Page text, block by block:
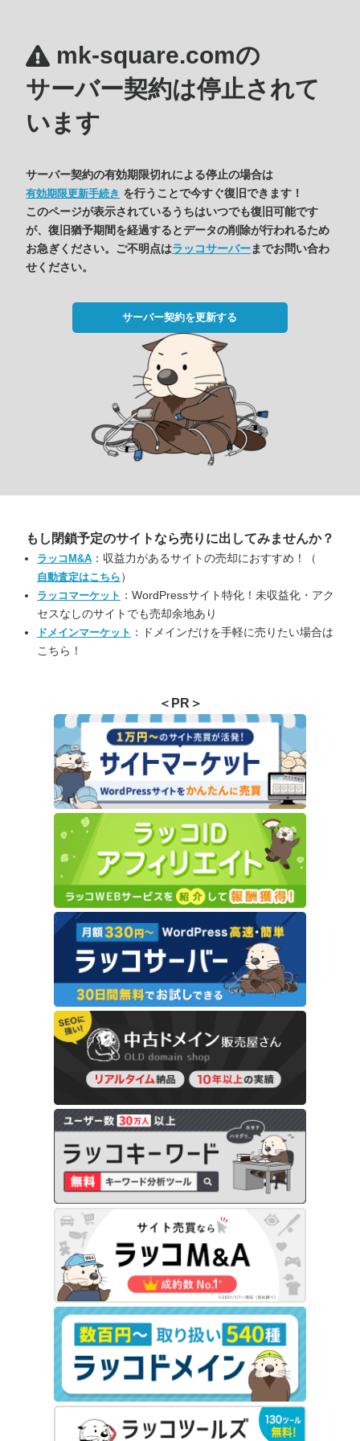
mk-square.comの
サーバー契約は停止されて
います
サーバー契約の有効期限切れによる停止の場合は
有効期限更新手続き を行うことで今すぐ復旧できます！
このページが表示されているうちはいつでも復旧可能です
が、復旧猶予期間を経過するとデータの削除が行われるため
お急ぎください。ご不明点はラッコサーバーまでお問い合わ
せください。
サーバー契約を更新する
もし閉鎖予定のサイトなら売りに出してみませんか？
ラッコM&A ：収益力があるサイトの売却におすすめ！（
自動査定はこちら ）
ラッコマーケット ：WordPressサイト特化！未収益化・アク
セスなしのサイトでも売却余地あり
ドメインマーケット ：ドメインだけを手軽に売りたい場合は
こちら！
＜PR＞